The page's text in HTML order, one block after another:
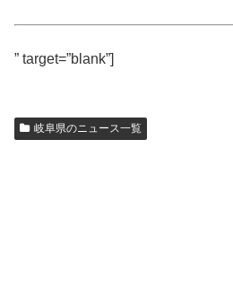
” target=”blank”]
岐阜県のニュース一覧